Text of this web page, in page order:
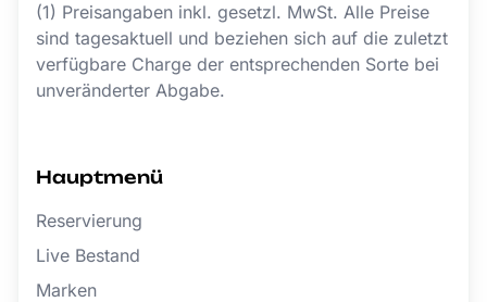
(1) Preisangaben inkl. gesetzl. MwSt. Alle Preise
sind tagesaktuell und beziehen sich auf die zuletzt
verfügbare Charge der entsprechenden Sorte bei
unveränderter Abgabe.
Hauptmenü
Reservierung
Live Bestand
Marken